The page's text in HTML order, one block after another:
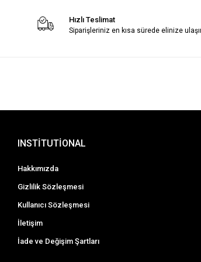
Hızlı Teslimat
Siparişleriniz en kısa sürede elinize
INSTİTUTİONAL
Hakkımızda
Gizlilik Sözleşmesi
Kullanıcı Sözleşmesi
İletişim
İade ve Değişim Şartları